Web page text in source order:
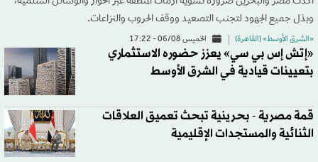
وبذل جميع الجهود لتجنب التصعيد ووقف الحروب والنزاعات.
«الشرق الأوسط» (القاهرة) الخميس 06/08 - 17:22
«إتش إس بي سي» يعزز حضوره الاستثماري
بتعيينات قيادية في الشرق الأوسط
قمة مصرية - بحرينية تبحث تعميق العلاقات
الثنائية والمستجدات الإقليمية